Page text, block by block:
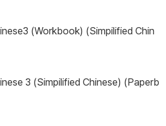
(Workbook) (Simpilified Chin
3 (Simpilified Chinese) (Paperb